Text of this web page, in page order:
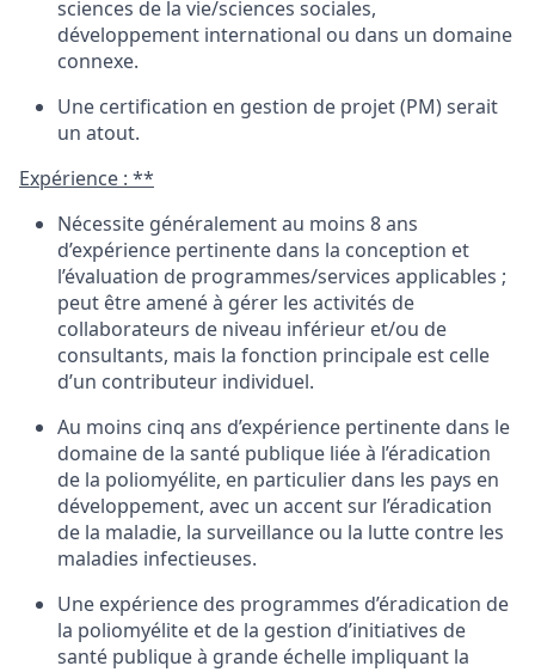
sciences de la vie/sciences sociales,
développement international ou dans un domaine
connexe.
Une certification en gestion de projet(PM)serait
un atout.
Expérience : **
Nécessite généralementau moins 8ans
d’expérience pertinente dans la conception et
l’évaluation de programmes/services applicables ;
peut êtreamenéà gérer les activités de
collaborateurs de niveau inférieur et/ou de
consultants, mais la fonction principale est celle
d’un contributeur individuel.
Au moins cinq ans d’expérience pertinente dans le
domaine de la santé publique liéeà l’éradication
de la poliomyélite, en particulier dans les pays en
développement, avec un accentsur l’éradication
de la maladie, la surveillance ou la lutte contre les
maladies infectieuses.
Une expérience des programmes d’éradication de
la poliomyélite et de la gestion d’initiatives de
santé publique à grande échelle impliquant la